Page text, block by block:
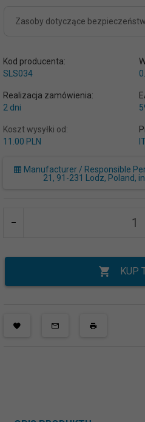
Zasoby dotyczące
Kod producenta:
SLS034
Realizacja zamówienia:
2 dni
Koszt wysyłki od:
11.00 PLN
Manufacturer / Responsible
21, 91-231 Lodz, Poland,
KUP